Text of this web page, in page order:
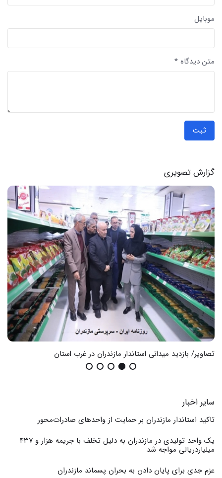
موبایل
متن دیدگاه *
ثبت
گزارش تصویری
تصاویر/ بازدید میدانی استاندار مازندران در غرب استان
سایر اخبار
تاکید استاندار مازندران بر حمایت از واحدهای صادرات‌محور
یک واحد تولیدی در مازندران به دلیل تخلف با جریمه هزار و ۴۳۷
میلیاردریالی مواجه شد
عزم جدی برای پایان دادن به بحران پسماند مازندران